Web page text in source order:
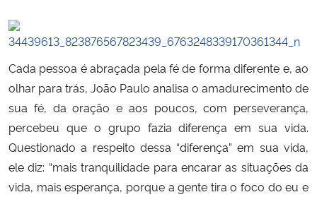
Cada pessoa é abraçada pela fé de forma diferente e, ao
olhar para trás, João Paulo analisa o amadurecimento de
sua fé, da oração e aos poucos, com perseverança,
percebeu que o grupo fazia diferença em sua vida.
Questionado a respeito dessa “diferença” em sua vida,
ele diz: “mais tranquilidade para encarar as situações da
vida, mais esperança, porque a gente tira o foco do eu e